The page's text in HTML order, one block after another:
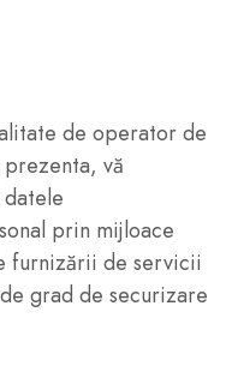
de operator de
vă
prin mijloace
furnizării de servicii
grad de securizare